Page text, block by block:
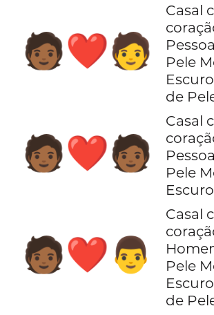
🧑🏾‍❤️‍🧑
Casal
Pele
de
🧑🏾‍❤️‍🧑🏾
Casal
Pele
Escuro
🧑🏾‍❤️‍👨
Casal
Pele
de